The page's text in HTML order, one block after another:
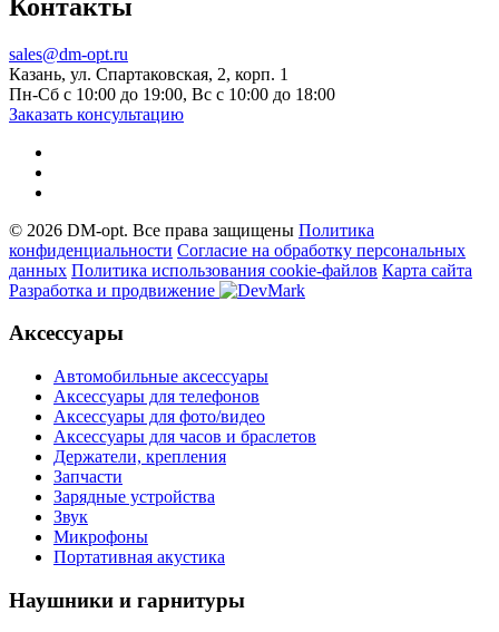
Контакты
sales@dm-opt.ru
Казань, ул. Спартаковская, 2, корп. 1
Пн-Сб с 10:00 до 19:00, Вс с 10:00 до 18:00
Заказать консультацию
© 2026 DM-opt. Все права защищены Политика
конфиденциальности Согласие на обработку персональных
данных Пoлитикa иcпoльзoвaния cookie-фaйлoв Карта сайта
Разработка и продвижение
Аксессуары
Автомобильные аксессуары
Аксессуары для телефонов
Аксессуары для фото/видео
Аксессуары для часов и браслетов
Держатели, крепления
Запчасти
Зарядные устройства
Звук
Микрофоны
Портативная акустика
Наушники и гарнитуры